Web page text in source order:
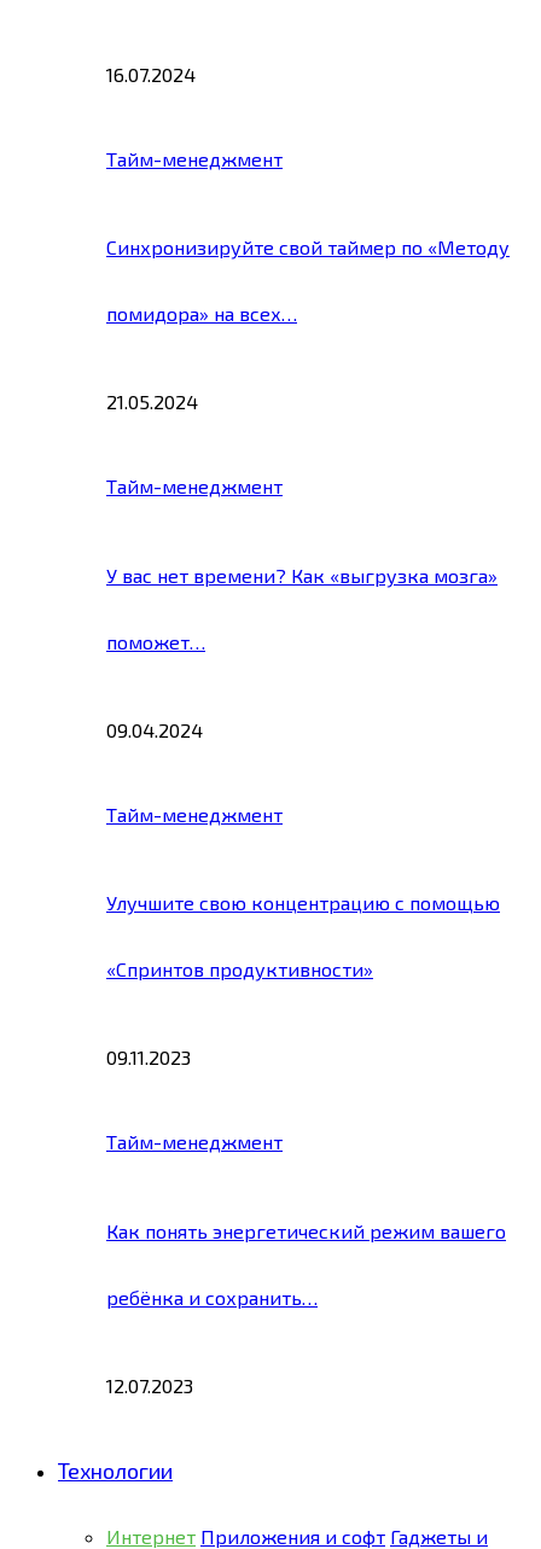
16.07.2024
Тайм-менеджмент
Синхронизируйте свой таймер по «Методу
помидора» на всех…
21.05.2024
Тайм-менеджмент
У вас нет времени? Как «выгрузка мозга»
поможет…
09.04.2024
Тайм-менеджмент
Улучшите свою концентрацию с помощью
«Спринтов продуктивности»
09.11.2023
Тайм-менеджмент
Как понять энергетический режим вашего
ребёнка и сохранить…
12.07.2023
Технологии
Интернет Приложения и софт Гаджеты и